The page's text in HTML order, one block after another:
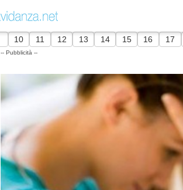
10 11 12 13 14 15 16 17
-- Pubblicità --